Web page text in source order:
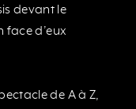
devant le
face d’eux
de A à Z,